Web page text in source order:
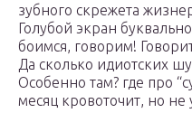
зубного скрежета
Голубой экран
боимся, говорим!
Да сколько идиотских
Особенно там? где про
месяц кровоточит, но не